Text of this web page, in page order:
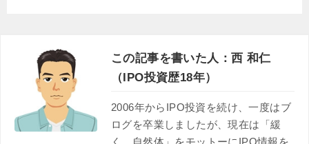
この記事を書いた人：西 和仁
（IPO投資歴18年）
2006年からIPO投資を続け、一度はブ
ログを卒業しましたが、現在は「緩